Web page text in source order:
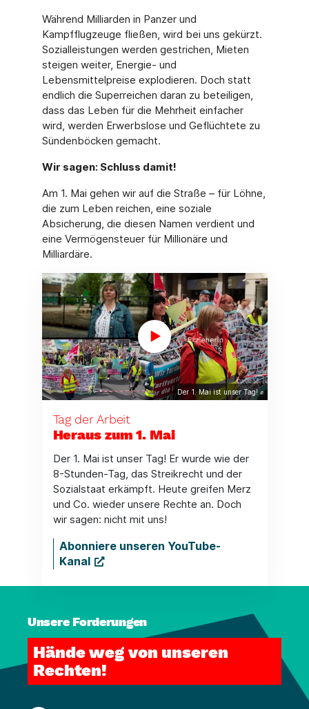
Während Milliarden in Panzer und
Kampfflugzeuge fließen, wird bei uns gekürzt.
Sozialleistungen werden gestrichen, Mieten
steigen weiter, Energie- und
Lebensmittelpreise explodieren. Doch statt
endlich die Superreichen daran zu beteiligen,
dass das Leben für die Mehrheit einfacher
wird, werden Erwerbslose und Geflüchtete zu
Sündenböcken gemacht.
Wir sagen: Schluss damit!
Am 1. Mai gehen wir auf die Straße – für Löhne,
die zum Leben reichen, eine soziale
Absicherung, die diesen Namen verdient und
eine Vermögensteuer für Millionäre und
Milliardäre.
Der 1. Mai ist unser Tag! ✊
Tag der Arbeit
Heraus zum 1. Mai
Der 1. Mai ist unser Tag! Er wurde wie der
8-Stunden-Tag, das Streikrecht und der
Sozialstaat erkämpft. Heute greifen Merz
und Co. wieder unsere Rechte an. Doch
wir sagen: nicht mit uns!
Abonniere unseren YouTube-
Kanal
Unsere Forderungen
Hände weg von unseren
Rechten!